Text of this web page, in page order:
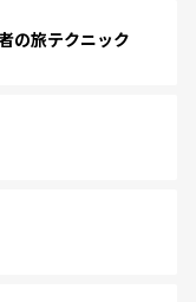
の旅テクニック